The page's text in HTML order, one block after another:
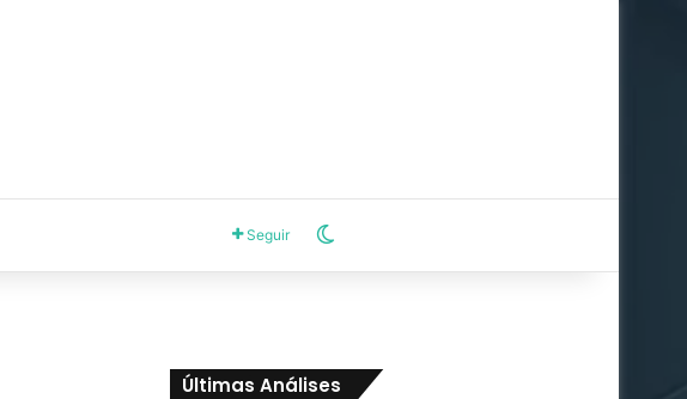
Seguir
Últimas Análises